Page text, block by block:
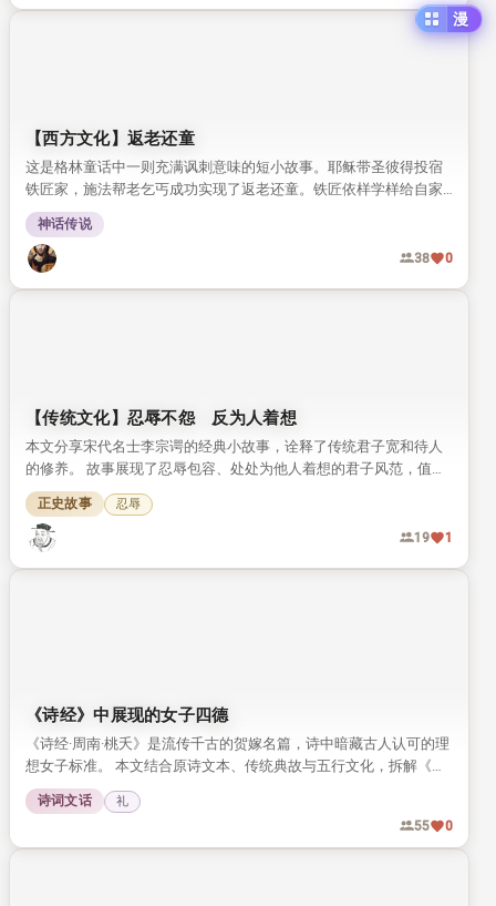
漫
【西方文化】返老还童
这是格林童话中一则充满讽刺意味的短小故事。耶稣带圣彼得投宿
铁匠家，施法帮老乞丐成功实现了返老还童。铁匠依样学样给自家
岳母改造，结果闹出了完全失控的乱子。
神话传说
38 0
【传统文化】忍辱不怨 反为人着想
本文分享宋代名士李宗谔的经典小故事，诠释了传统君子宽和待人
的修养。 故事展现了忍辱包容、处处为他人着想的君子风范，值得
我们细细品读。
正史故事 忍辱
19 1
《诗经》中展现的女子四德
《诗经·周南·桃夭》是流传千古的贺嫁名篇，诗中暗藏古人认可的理
想女子标准。 本文结合原诗文本、传统典故与五行文化，拆解《桃
夭》中提到的女子四德内涵，带你读懂传统婚恋文化中的女性品德
要求。
诗词文话 礼
55 0